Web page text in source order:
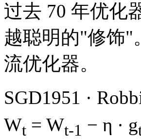
过去 70 年优化
越聪明的"修饰"
流优化器。
SGD1951 ·
Wt = Wt-1 − η · g